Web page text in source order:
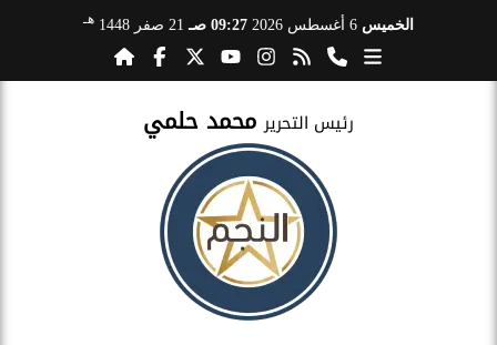
الخميس 09:27 صـ 21 صفر 1448 هـ
رئيس التحرير محمد حلمي